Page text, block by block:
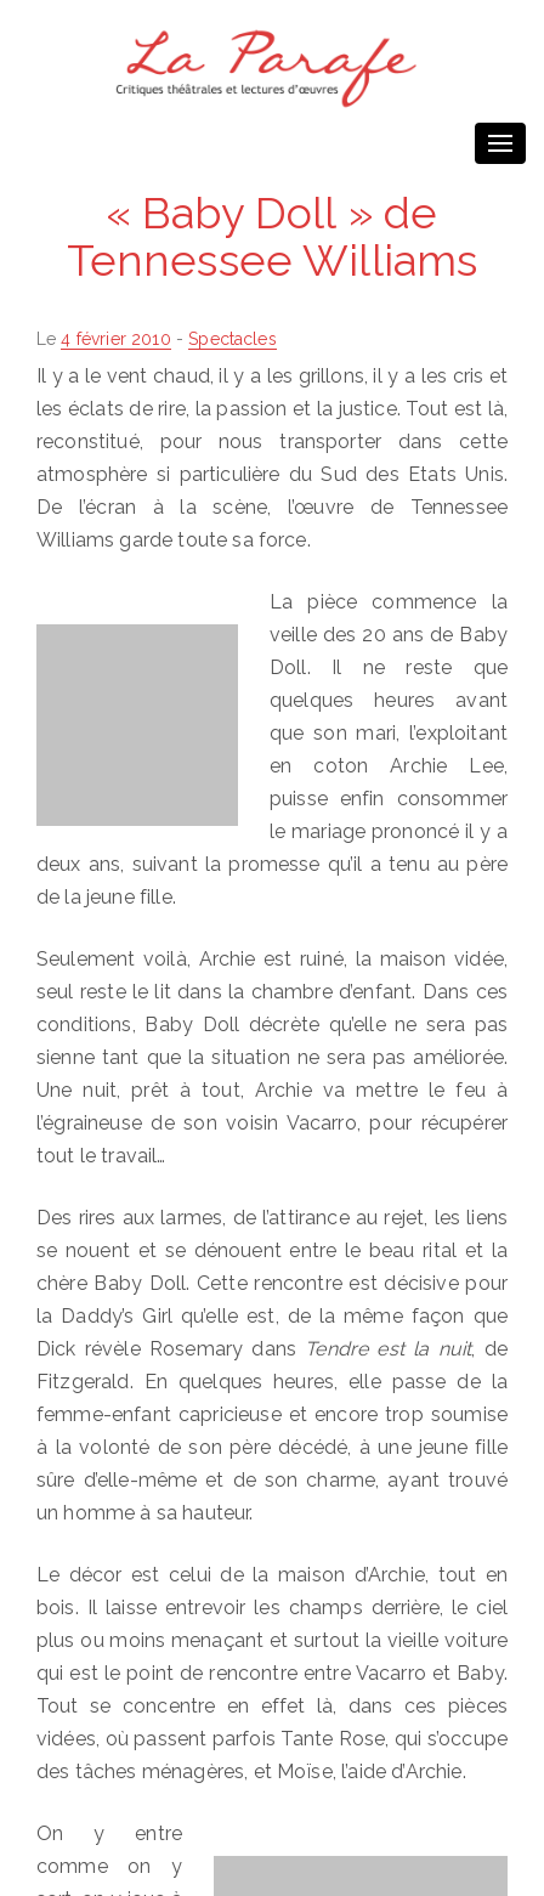
« Baby Doll » de
Tennessee Williams
LePosted
4 février 2010 -Spectacles
Il y a le vent chaud, il y a les grillons, il y a les cris et
les éclats de rire, la passion et la justice. Tout est là,
reconstitué, pour nous transporter dans cette
atmosphère si particulière du Sud des Etats Unis.
De l’écran à la scène, l’œuvre de Tennessee
Williams garde toute sa force.
La pièce commence la
veille des 20 ans de Baby
Doll. Il ne reste que
quelques heures avant
que son mari, l’exploitant
en coton Archie Lee,
puisse enfin consommer
le mariage prononcé il y a
deux ans, suivant la promesse qu’il a tenu au père
de la jeune fille.
Seulement voilà, Archie est ruiné, la maison vidée,
seul reste le lit dans la chambre d’enfant. Dans ces
conditions, Baby Doll décrète qu’elle ne sera pas
sienne tant que la situation ne sera pas améliorée.
Une nuit, prêt à tout, Archie va mettre le feu à
l’égraineuse de son voisin Vacarro, pour récupérer
tout le travail…
Des rires aux larmes, de l’attirance au rejet, les liens
se nouent et se dénouent entre le beau rital et la
chère Baby Doll. Cette rencontre est décisive pour
la Daddy’s Girl qu’elle est, de la même façon que
Dick révèle Rosemary dans Tendre est la nuit, de
Fitzgerald. En quelques heures, elle passe de la
femme-enfant capricieuse et encore trop soumise
à la volonté de son père décédé, à une jeune fille
sûre d’elle-même et de son charme, ayant trouvé
un homme à sa hauteur.
Le décor est celui de la maison d’Archie, tout en
bois. Il laisse entrevoir les champs derrière, le ciel
plus ou moins menaçant et surtout la vieille voiture
qui est le point de rencontre entre Vacarro et Baby.
Tout se concentre en effet là, dans ces pièces
vidées, où passent parfois Tante Rose, qui s’occupe
des tâches ménagères, et Moïse, l’aide d’Archie.
On y entre
comme on y